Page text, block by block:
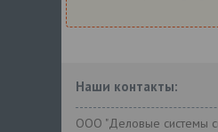
Наши контакты:
ООО "Деловые системы